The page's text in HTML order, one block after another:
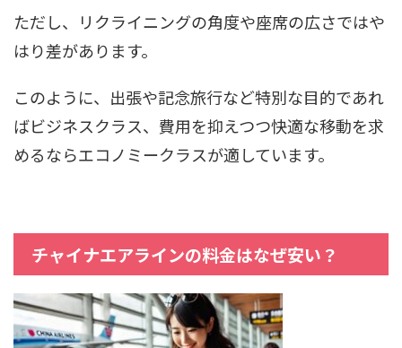
ただし、リクライニングの角度や座席の広さではや
はり差があります。
このように、出張や記念旅行など特別な目的であれ
ばビジネスクラス、費用を抑えつつ快適な移動を求
めるならエコノミークラスが適しています。
チャイナエアラインの料金はなぜ安い？